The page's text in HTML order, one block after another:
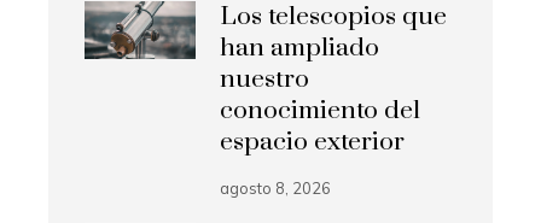
Los telescopios que
han ampliado
nuestro
conocimiento del
espacio exterior
agosto 8, 2026